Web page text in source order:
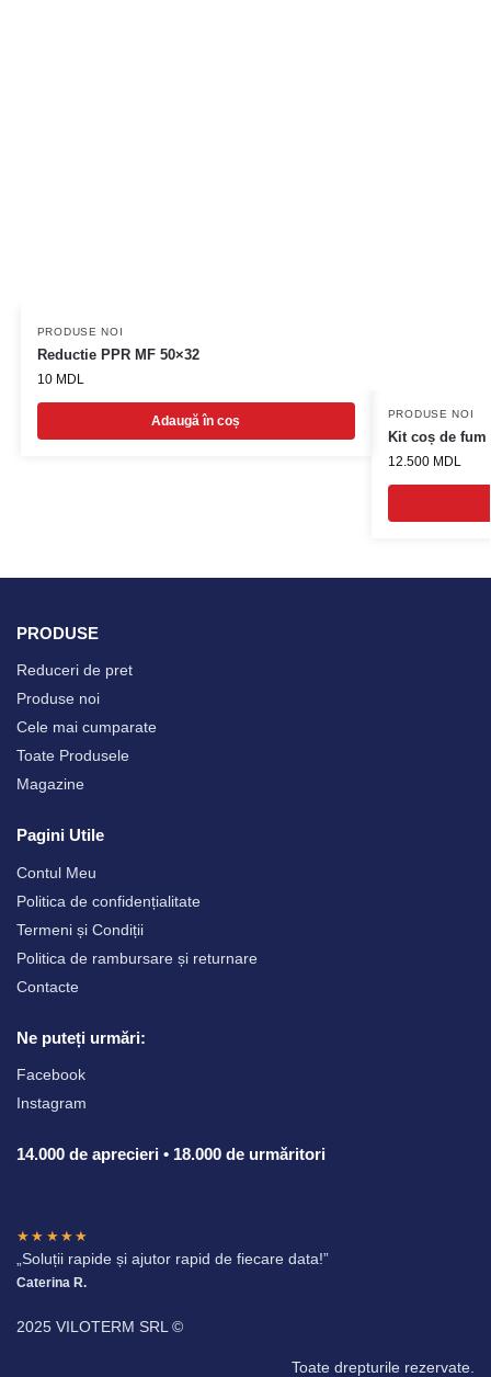
PRODUSE NOI
Reductie PPR MF 50×32
10 MDL
Adaugă în coș PRODUSE NOI
Kit coș de fum
12.500 MDL
PRODUSE
Reduceri de pret
Produse noi
Cele mai cumparate
Toate Produsele
Magazine
Pagini Utile
Contul Meu
Politica de confidențialitate
Termeni și Condiții
Politica de rambursare și returnare
Contacte
Ne puteți urmări:
Facebook
Instagram
14.000 de aprecieri • 18.000 de urmăritori
★★★★★
„Soluții rapide și ajutor rapid de fiecare data!”
Caterina R.
2025 VILOTERM SRL ©
Toate drepturile rezervate.